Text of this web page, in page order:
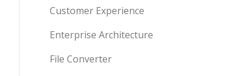
Customer Experience
Enterprise Architecture
File Converter